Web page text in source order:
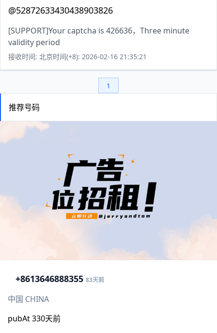
@52872633430438903826
[SUPPORT]Your captcha is 426636，Three minute
validity period
接收时间: 北京时间(+8): 2026-02-16 21:35:21
1
推荐号码
+8613646888355 83天前
中国 CHINA
pubAt 330天前